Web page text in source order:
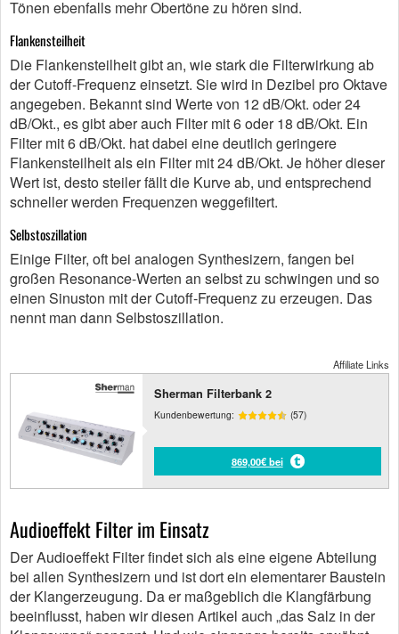
Tönen ebenfalls mehr Obertöne zu hören sind.
Flankensteilheit
Die Flankensteilheit gibt an, wie stark die Filterwirkung ab
der Cutoff-Frequenz einsetzt. Sie wird in Dezibel pro Oktave
angegeben. Bekannt sind Werte von 12 dB/Okt. oder 24
dB/Okt., es gibt aber auch Filter mit 6 oder 18 dB/Okt. Ein
Filter mit 6 dB/Okt. hat dabei eine deutlich geringere
Flankensteilheit als ein Filter mit 24 dB/Okt. Je höher dieser
Wert ist, desto steiler fällt die Kurve ab, und entsprechend
schneller werden Frequenzen weggefiltert.
Selbstoszillation
Einige Filter, oft bei analogen Synthesizern, fangen bei
großen Resonance-Werten an selbst zu schwingen und so
einen Sinuston mit der Cutoff-Frequenz zu erzeugen. Das
nennt man dann Selbstoszillation.
Affiliate Links
Sherman Filterbank 2
Kundenbewertung: (57)
869,00€ bei
Audioeffekt Filter im Einsatz
Der Audioeffekt Filter findet sich als eine eigene Abteilung
bei allen Synthesizern und ist dort ein elementarer Baustein
der Klangerzeugung. Da er maßgeblich die Klangfärbung
beeinflusst, haben wir diesen Artikel auch „das Salz in der